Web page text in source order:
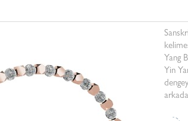
Yang
Yin